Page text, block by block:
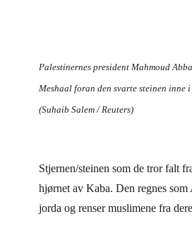
Palestinernes president Mahmoud
Meshaal foran den svarte steinen inne
(Suhaib Salem / Reuters)
Stjernen/steinen som de tror falt
hjørnet av Kaba. Den regnes som
jorda og renser muslimene fra